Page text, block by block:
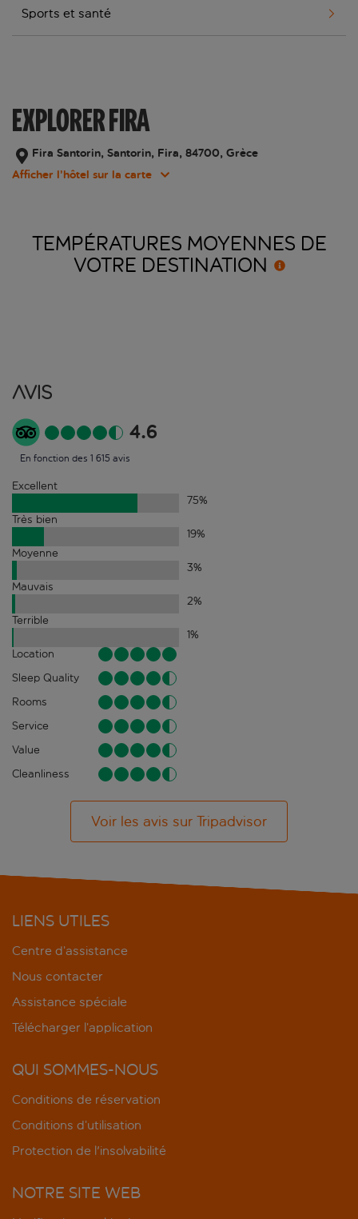
Sports et santé
EXPLORER FIRA
Fira Santorin, Santorin, Fira, 84700, Grèce
Afficher l’hôtel sur la carte
TEMPÉRATURES MOYENNES DE
VOTRE DESTINATION
Avis
4.6
En fonction des 1 615 avis
Excellent
75%
Très bien
19%
Moyenne
3%
Mauvais
2%
Terrible
1%
Location
Sleep Quality
Rooms
Service
Value
Cleanliness
Voir les avis sur Tripadvisor
LIENS UTILES
Centre d’assistance
Nous contacter
Assistance spéciale
Télécharger l’application
QUI SOMMES-NOUS
Conditions de réservation
Conditions d’utilisation
Protection de l'insolvabilité
NOTRE SITE WEB